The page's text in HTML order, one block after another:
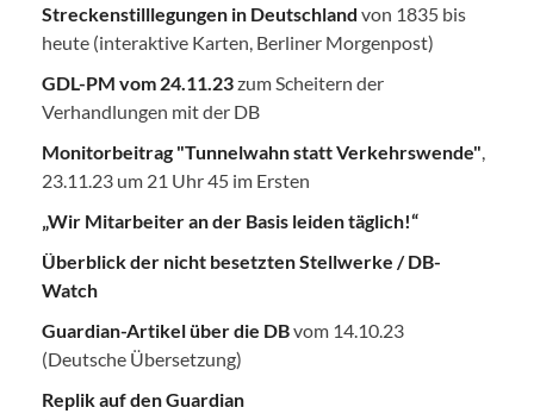
Streckenstilllegungen in Deutschland von 1835 bis
heute (interaktive Karten, Berliner Morgenpost)
GDL-PM vom 24.11.23zum Scheitern der
Verhandlungen mit der DB
Monitorbeitrag "Tunnelwahn statt Verkehrswende"
23.11.23 um 21 Uhr 45 im Ersten
„Wir Mitarbeiter an der Basis leiden täglich!“
Überblick der nicht besetzten Stellwerke / DB-
Watch
Guardian-Artikel über die DBvom 14.10.23
(Deutsche Übersetzung)
Replik auf den Guardian